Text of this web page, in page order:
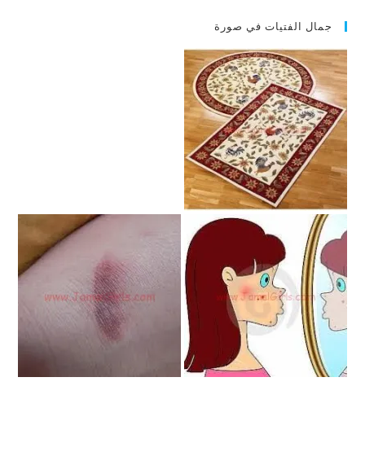
جمال الفتيات في صورة